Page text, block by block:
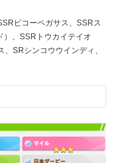
ビコーペガサス、SSRス
）、SSRトウカイテイオ
SRシンコウウインディ、